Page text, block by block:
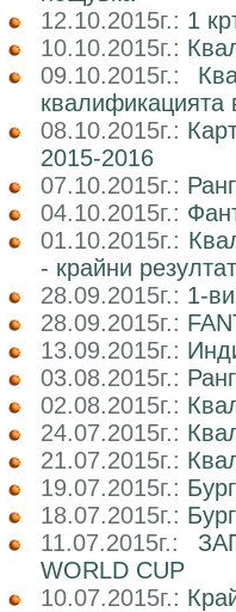
12.10.2015г.: 1
10.10.2015г.:
09.10.2015г.:
квалификацията
08.10.2015г.:
2015-2016
07.10.2015г.:
04.10.2015г.:
01.10.2015г.:
- крайни
28.09.2015г.: 1-
28.09.2015г.:
13.09.2015г.:
03.08.2015г.:
02.08.2015г.:
24.07.2015г.:
21.07.2015г.:
19.07.2015г.:
18.07.2015г.:
11.07.2015г.:
WORLD CUP
10.07.2015г.: